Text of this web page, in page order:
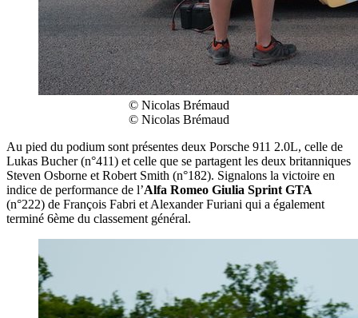
© Nicolas Brémaud
© Nicolas Brémaud
Au pied du podium sont présentes deux Porsche 911 2.0L, celle de
Lukas Bucher (n°411) et celle que se partagent les deux britanniques
Steven Osborne et Robert Smith (n°182). Signalons la victoire en
indice de performance de l’Alfa Romeo Giulia Sprint GTA
(n°222) de François Fabri et Alexander Furiani qui a également
terminé 6ème du classement général.